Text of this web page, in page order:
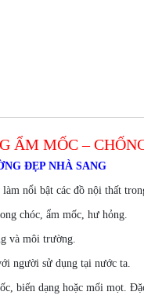
ẨM MỐC –
ĐẸP NHÀ SANG
nổi bật các đồ nội thất
chóc, ẩm mốc, hư hỏng.
và môi trường.
người sử dụng tại nước ta.
biến dạng hoặc mối mọt.